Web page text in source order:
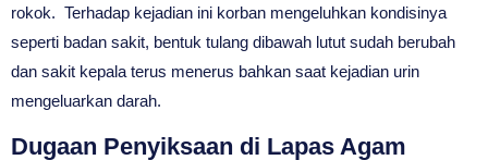
rokok. Terhadap kejadian ini korban mengeluhkan kondisinya
seperti badan sakit, bentuk tulang dibawah lutut sudah berubah
dan sakit kepala terus menerus bahkan saat kejadian urin
mengeluarkan darah.
Dugaan Penyiksaan di Lapas Agam